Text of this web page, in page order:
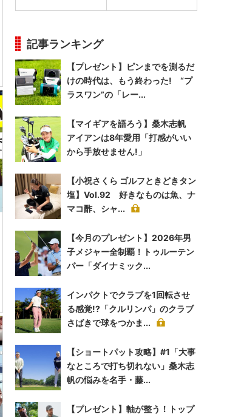
記事ランキング
【プレゼント】ピンまでを測るだ
けの時代は、もう終わった! “プ
ラスワン”の「レー...
【マイギアを語ろう】桑木志帆
アイアンは8年愛用「打感がいい
から手放せません!」
【小祝さくら ゴルフときどきタン
塩】Vol.92 好きなものは魚、ナ
マコ酢、シャ...
【今月のプレゼント】2026年男
子メジャー全制覇！トゥルーテン
パー「ダイナミック...
インパクトでクラブを1回転させ
る感覚!?「クルリンパ」のクラブ
さばきで球をつかま...
【ショートパット攻略】#1「大事
なところで打ち切れない」桑木志
帆の悩みを名手・藤...
【プレゼント】軸が整う！トップ